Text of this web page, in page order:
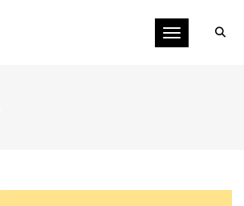
Toggle